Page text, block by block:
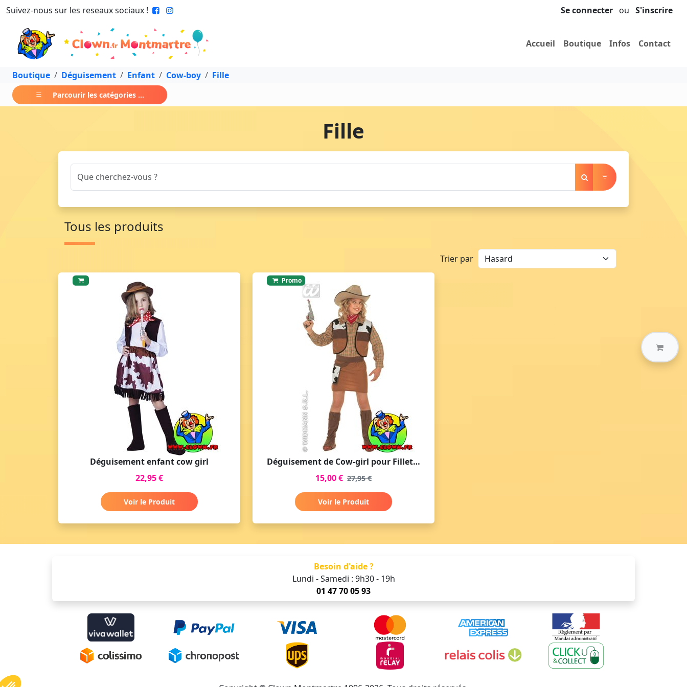
Suivez-nous sur les reseaux sociaux ! Se connecter ou S'inscrire
Accueil Boutique Infos Contact
Boutique Déguisement Enfant Cow-boy Fille
Parcourir les catégories ...
Fille
Tous les produits
Trier par
Déguisement enfant cow girl
22,95 €
Voir le Produit
Promo
Déguisement de Cow-girl pour Fillette
15,00 € 27,95 €
Voir le Produit
Besoin d'aide ?
Lundi - Samedi : 9h30 - 19h
01 47 70 05 93